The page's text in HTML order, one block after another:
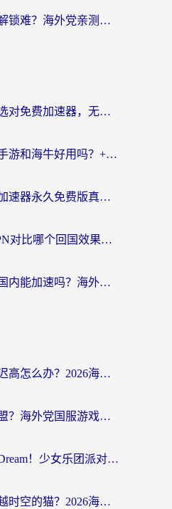
腾讯视频海外版权解锁难？海外党亲测：选对回国加速器，追剧观影零障碍
海外党必看：如何选对免费加速器，无缝访问国内资源不踩坑？
海外党必看：雷神手游和海牛好用吗？+3款热门加速器实测对比，附番茄加速器无缝回国指南
海外党必看：应用加速器永久免费版真的存在吗？教你选对回国加速器无缝刷国内资源
穿梭VPN和海牛VPN对比哪个回国效果更好？海外华人亲测3款热门加速器+避坑指南
在国外用加速器对国内能加速吗？海外党亲测有效的无缝访问指南
国外战双帕弥什延迟高怎么办？2026海外畅玩国服游戏终极指南（附实测工具推荐）
台湾怎么玩永恒联盟？海外党国服游戏加速器选择全攻略（附3大热门游戏实测）
海外党福音：解决Dream！少女乐团派对！国外延迟的实用指南，附北美英国游戏加速方案
国外如何玩国服超越时空的猫？2026海外党必看的加速器选择指南